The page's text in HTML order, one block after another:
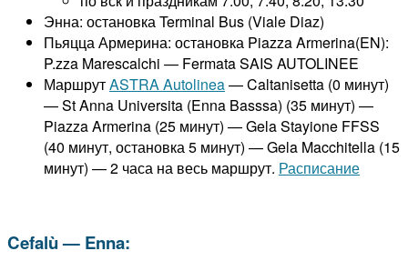
Энна: остановка Terminal Bus (Viale Diaz)
Пьяцца Армерина: остановка Piazza Armerina(EN):
P.zza Marescalchi — Fermata SAIS AUTOLINEE
МаршрутASTRA Autolinea— Caltanisetta (0 минут)
— St Anna Universita (Enna Basssa) (35 минут) —
Piazza Armerina (25 минут) — Gela Stayione FFSS
(40 минут, остановка 5 минут) — Gela Macchitella (15
минут) — 2 часа на весь маршрут. Расписание
Cefalù — Enna: